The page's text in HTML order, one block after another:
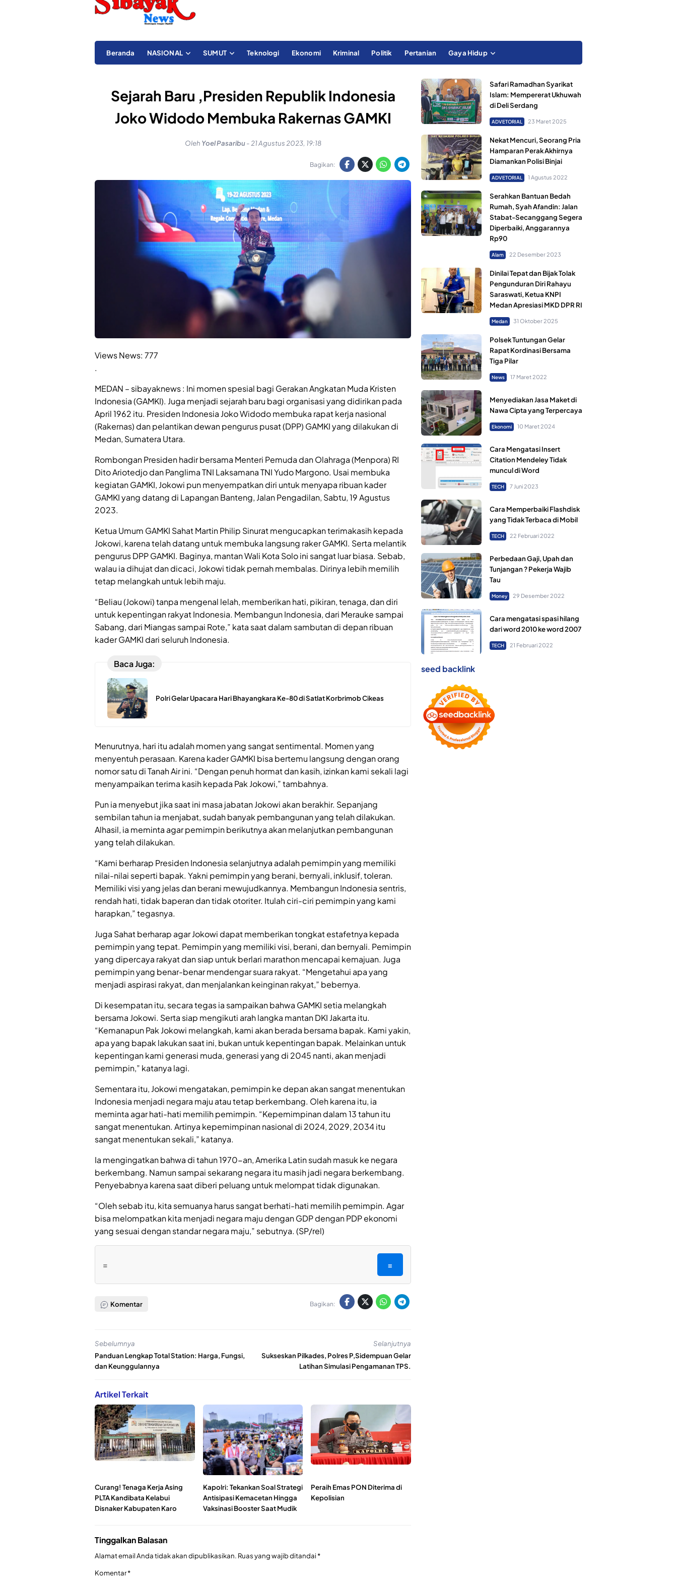
Beranda NASIONAL SUMUT Teknologi Ekonomi Kriminal Politik Pertanian Gaya Hidup
Sejarah Baru ,Presiden Republik Indonesia
Joko Widodo Membuka Rakernas GAMKI
Oleh Yoel Pasaribu - 21 Agustus 2023, 19:18
Bagikan:
Views News: 777
.
MEDAN – sibayaknews : Ini momen spesial bagi Gerakan Angkatan Muda Kristen
Indonesia (GAMKI). Juga menjadi sejarah baru bagi organisasi yang didirikan pada
April 1962 itu. Presiden Indonesia Joko Widodo membuka rapat kerja nasional
(Rakernas) dan pelantikan dewan pengurus pusat (DPP) GAMKI yang dilakukan di
Medan, Sumatera Utara.
Rombongan Presiden hadir bersama Menteri Pemuda dan Olahraga (Menpora) RI
Dito Ariotedjo dan Panglima TNI Laksamana TNI Yudo Margono. Usai membuka
kegiatan GAMKI, Jokowi pun menyempatkan diri untuk menyapa ribuan kader
GAMKI yang datang di Lapangan Banteng, Jalan Pengadilan, Sabtu, 19 Agustus
2023.
Ketua Umum GAMKI Sahat Martin Philip Sinurat mengucapkan terimakasih kepada
Jokowi, karena telah datang untuk membuka langsung raker GAMKI. Serta melantik
pengurus DPP GAMKI. Baginya, mantan Wali Kota Solo ini sangat luar biasa. Sebab,
walau ia dihujat dan dicaci, Jokowi tidak pernah membalas. Dirinya lebih memilih
tetap melangkah untuk lebih maju.
“Beliau (Jokowi) tanpa mengenal lelah, memberikan hati, pikiran, tenaga, dan diri
untuk kepentingan rakyat Indonesia. Membangun Indonesia, dari Merauke sampai
Sabang, dari Miangas sampai Rote,” kata saat dalam sambutan di depan ribuan
kader GAMKI dari seluruh Indonesia.
Baca Juga:
Polri Gelar Upacara Hari Bhayangkara Ke-80 di Satlat Korbrimob Cikeas
Menurutnya, hari itu adalah momen yang sangat sentimental. Momen yang
menyentuh perasaan. Karena kader GAMKI bisa bertemu langsung dengan orang
nomor satu di Tanah Air ini. “Dengan penuh hormat dan kasih, izinkan kami sekali lagi
menyampaikan terima kasih kepada Pak Jokowi,” tambahnya.
Pun ia menyebut jika saat ini masa jabatan Jokowi akan berakhir. Sepanjang
sembilan tahun ia menjabat, sudah banyak pembangunan yang telah dilakukan.
Alhasil, ia meminta agar pemimpin berikutnya akan melanjutkan pembangunan
yang telah dilakukan.
“Kami berharap Presiden Indonesia selanjutnya adalah pemimpin yang memiliki
nilai-nilai seperti bapak. Yakni pemimpin yang berani, bernyali, inklusif, toleran.
Memiliki visi yang jelas dan berani mewujudkannya. Membangun Indonesia sentris,
rendah hati, tidak baperan dan tidak otoriter. Itulah ciri-ciri pemimpin yang kami
harapkan,” tegasnya.
Juga Sahat berharap agar Jokowi dapat memberikan tongkat estafetnya kepada
pemimpin yang tepat. Pemimpin yang memiliki visi, berani, dan bernyali. Pemimpin
yang dipercaya rakyat dan siap untuk berlari marathon mencapai kemajuan. Juga
pemimpin yang benar-benar mendengar suara rakyat. “Mengetahui apa yang
menjadi aspirasi rakyat, dan menjalankan keinginan rakyat,” bebernya.
Di kesempatan itu, secara tegas ia sampaikan bahwa GAMKI setia melangkah
bersama Jokowi. Serta siap mengikuti arah langka mantan DKI Jakarta itu.
“Kemanapun Pak Jokowi melangkah, kami akan berada bersama bapak. Kami yakin,
apa yang bapak lakukan saat ini, bukan untuk kepentingan bapak. Melainkan untuk
kepentingan kami generasi muda, generasi yang di 2045 nanti, akan menjadi
pemimpin,” katanya lagi.
Sementara itu, Jokowi mengatakan, pemimpin ke depan akan sangat menentukan
Indonesia menjadi negara maju atau tetap berkembang. Oleh karena itu, ia
meminta agar hati-hati memilih pemimpin. “Kepemimpinan dalam 13 tahun itu
sangat menentukan. Artinya kepemimpinan nasional di 2024, 2029, 2034 itu
sangat menentukan sekali,” katanya.
Ia mengingatkan bahwa di tahun 1970-an, Amerika Latin sudah masuk ke negara
berkembang. Namun sampai sekarang negara itu masih jadi negara berkembang.
Penyebabnya karena saat diberi peluang untuk melompat tidak digunakan.
“Oleh sebab itu, kita semuanya harus sangat berhati-hati memilih pemimpin. Agar
bisa melompatkan kita menjadi negara maju dengan GDP dengan PDP ekonomi
yang sesuai dengan standar negara maju,” sebutnya. (SP/rel)
= =
Komentar Bagikan:
Sebelumnya
Panduan Lengkap Total Station: Harga, Fungsi,
dan Keunggulannya
Selanjutnya
Sukseskan Pilkades, Polres P,Sidempuan Gelar
Latihan Simulasi Pengamanan TPS.
Artikel Terkait
Curang! Tenaga Kerja Asing
PLTA Kandibata Kelabui
Disnaker Kabupaten Karo
Kapolri: Tekankan Soal Strategi
Antisipasi Kemacetan Hingga
Vaksinasi Booster Saat Mudik
Peraih Emas PON Diterima di
Kepolisian
Tinggalkan Balasan
Alamat email Anda tidak akan dipublikasikan. Ruas yang wajib ditandai*
Komentar*
Safari Ramadhan Syarikat
Islam: Mempererat Ukhuwah
di Deli Serdang
ADVETORIAL 23 Maret 2025
Nekat Mencuri, Seorang Pria
Hamparan Perak Akhirnya
Diamankan Polisi Binjai
ADVETORIAL 1 Agustus 2022
Serahkan Bantuan Bedah
Rumah, Syah Afandin: Jalan
Stabat-Secanggang Segera
Diperbaiki, Anggarannya
Rp90
Alam 22 Desember 2023
Dinilai Tepat dan Bijak Tolak
Pengunduran Diri Rahayu
Saraswati, Ketua KNPI
Medan Apresiasi MKD DPR RI
Medan 31 Oktober 2025
Polsek Tuntungan Gelar
Rapat Kordinasi Bersama
Tiga Pilar
News 17 Maret 2022
Menyediakan Jasa Maket di
Nawa Cipta yang Terpercaya
Ekonomi 10 Maret 2024
Cara Mengatasi Insert
Citation Mendeley Tidak
muncul di Word
TECH 7 Juni 2023
Cara Memperbaiki Flashdisk
yang Tidak Terbaca di Mobil
TECH 22 Februari 2022
Perbedaan Gaji, Upah dan
Tunjangan ? Pekerja Wajib
Tau
Money 29 Desember 2022
Cara mengatasi spasi hilang
dari word 2010 ke word 2007
TECH 21 Februari 2022
seed backlink